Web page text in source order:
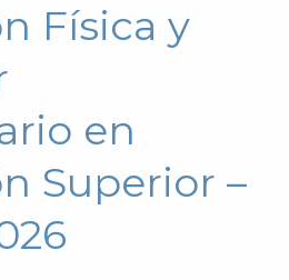
Física y
en
Superior –